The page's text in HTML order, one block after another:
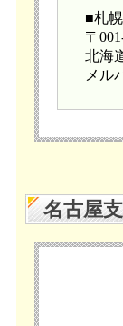
■札
〒
北海
メル
名古屋